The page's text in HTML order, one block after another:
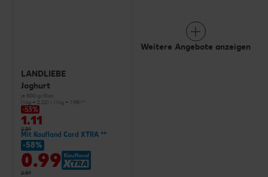
LANDLIEBE
Joghurt
je 500-g-Glas
(1 kg = 2.22) / (1 kg = 1.98)**
-53%
1.11
2.39
Mit Kaufland Card XTRA **
-58%
0.99
2.39
Weitere Angebote anzeigen